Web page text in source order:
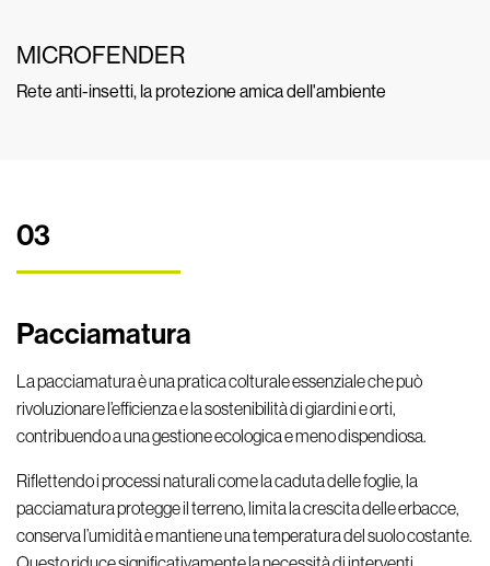
MICROFENDER
Rete anti-insetti, la protezione amica dell'ambiente
03
Pacciamatura
La pacciamatura è una pratica colturale essenziale che può
rivoluzionare l’efficienza e la sostenibilità di giardini e orti,
contribuendo a una gestione ecologica e meno dispendiosa.
Riflettendo i processi naturali come la caduta delle foglie, la
pacciamatura protegge il terreno, limita la crescita delle erbacce,
conserva l’umidità e mantiene una temperatura del suolo costante.